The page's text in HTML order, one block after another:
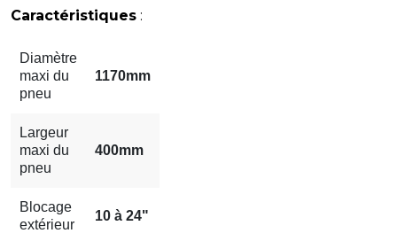
Caractéristiques :
Diamètre
maxi du
pneu
1170mm
Largeur
maxi du
pneu
400mm
Blocage
extérieur
10 à 24"